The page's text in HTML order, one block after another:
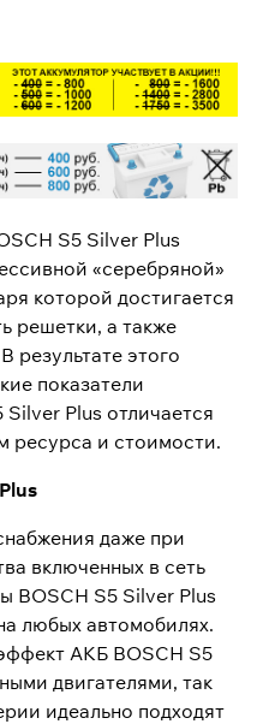
S5 Silver Plus
«серебряной»
которой достигается
решетки, а также
результате этого
показатели
Plus отличается
ресурса и стоимости.
даже при
включенных в сеть
BOSCH S5 Silver Plus
любых автомобилях.
АКБ BOSCH S5
двигателями, так
идеально подходят